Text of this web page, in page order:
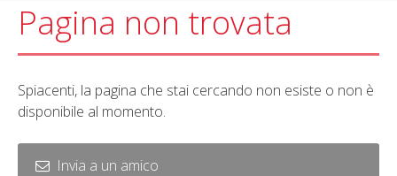
Pagina non trovata
Spiacenti, la pagina che stai cercando non esiste o non è
disponibile al momento.
Invia a un amico